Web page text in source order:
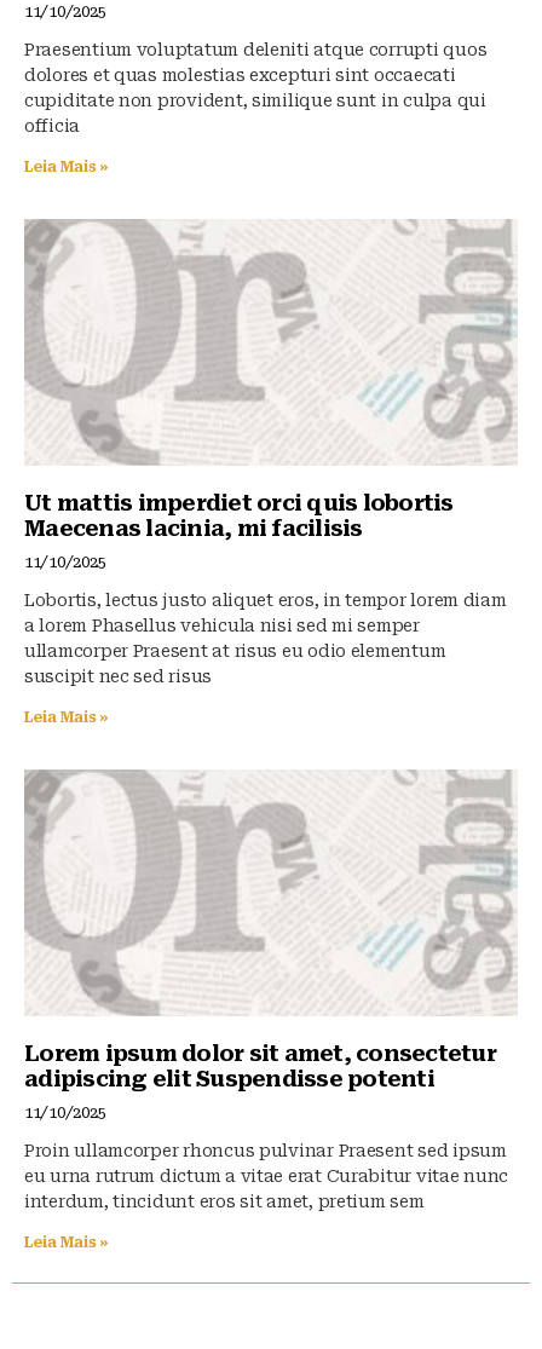
11/10/2025
Praesentium voluptatum deleniti atque corrupti quos
dolores et quas molestias excepturi sint occaecati
cupiditate non provident, similique sunt in culpa qui
officia
Leia Mais »
Ut mattis imperdiet orci quis lobortis
Maecenas lacinia, mi facilisis
11/10/2025
Lobortis, lectus justo aliquet eros, in tempor lorem diam
a lorem Phasellus vehicula nisi sed mi semper
ullamcorper Praesent at risus eu odio elementum
suscipit nec sed risus
Leia Mais »
Lorem ipsum dolor sit amet, consectetur
adipiscing elit Suspendisse potenti
11/10/2025
Proin ullamcorper rhoncus pulvinar Praesent sed ipsum
eu urna rutrum dictum a vitae erat Curabitur vitae nunc
interdum, tincidunt eros sit amet, pretium sem
Leia Mais »